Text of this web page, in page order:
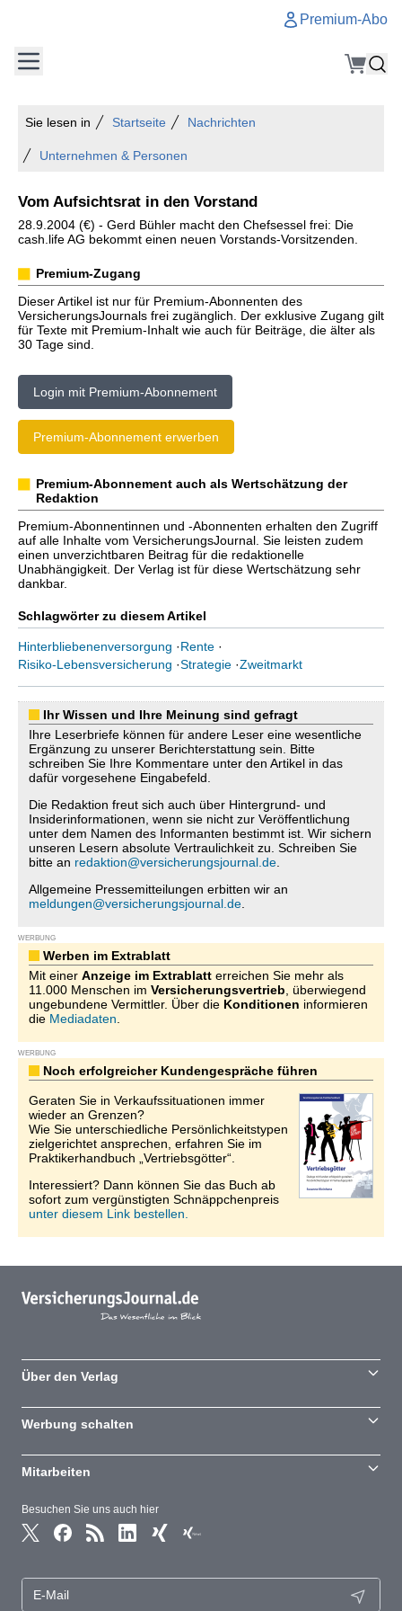
Premium-Abo
Sie lesen in Startseite Nachrichten
Unternehmen & Personen
Vom Aufsichtsrat in den Vorstand
28.9.2004 (€) - Gerd Bühler macht den Chefsessel frei: Die
cash.life AG bekommt einen neuen Vorstands-Vorsitzenden.
Premium-Zugang
Dieser Artikel ist nur für Premium-Abonnenten des
VersicherungsJournals frei zugänglich. Der exklusive Zugang gilt
für Texte mit Premium-Inhalt wie auch für Beiträge, die älter als
30 Tage sind.
Login mit Premium-Abonnement
Premium-Abonnement erwerben
Premium-Abonnement auch als Wertschätzung der
Redaktion
Premium-Abonnentinnen und -Abonnenten erhalten den Zugriff
auf alle Inhalte vom VersicherungsJournal. Sie leisten zudem
einen unverzichtbaren Beitrag für die redaktionelle
Unabhängigkeit. Der Verlag ist für diese Wertschätzung sehr
dankbar.
Schlagwörter zu diesem Artikel
Hinterbliebenenversorgung ·Rente ·
Risiko-Lebensversicherung ·Strategie ·Zweitmarkt
Ihr Wissen und Ihre Meinung sind gefragt
Ihre Leserbriefe können für andere Leser eine wesentliche
Ergänzung zu unserer Berichterstattung sein. Bitte
schreiben Sie Ihre Kommentare unter den Artikel in das
dafür vorgesehene Eingabefeld.
Die Redaktion freut sich auch über Hintergrund- und
Insiderinformationen, wenn sie nicht zur Veröffentlichung
unter dem Namen des Informanten bestimmt ist. Wir sichern
unseren Lesern absolute Vertraulichkeit zu. Schreiben Sie
bitte an redaktion@versicherungsjournal.de
Allgemeine Pressemitteilungen erbitten wir an
meldungen@versicherungsjournal.de
WERBUNG
Werben im Extrablatt
Mit einer Anzeige im Extrablatt erreichen Sie mehr als
11.000 Menschen im Versicherungsvertrieb , überwiegend
ungebundene Vermittler. Über die Konditionen informieren
die Mediadaten
WERBUNG
Noch erfolgreicher Kundengespräche führen
Geraten Sie in Verkaufssituationen immer
wieder an Grenzen?
Wie Sie unterschiedliche Persönlichkeitstypen
zielgerichtet ansprechen, erfahren Sie im
Praktikerhandbuch „Vertriebsgötter“.
Interessiert? Dann können Sie das Buch ab
sofort zum vergünstigten Schnäppchenpreis
unter diesem Link bestellen.
Besuchen Sie uns auch hier
Über den Verlag
Werbung schalten
Mitarbeiten